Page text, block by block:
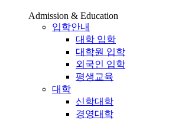
Admission & Education
입학안내
대학 입학
대학원 입학
외국인 입학
평생교육
대학
신학대학
경영대학